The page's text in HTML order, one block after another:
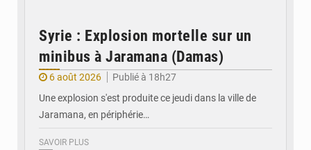
Syrie : Explosion mortelle sur un
minibus à Jaramana (Damas)
6 août 2026
Publié à 18h27
Une explosion s'est produite ce jeudi dans la ville de
Jaramana, en périphérie…
SAVOIR PLUS